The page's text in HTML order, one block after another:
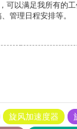
可以满足我所有的
管理日程安排等。
旋风加速度器